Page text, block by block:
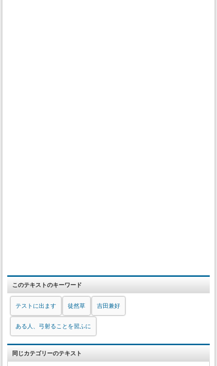
このテキストのキーワード
テストに出ます 徒然草 吉田兼好
ある人、弓射ることを習ふに
同じカテゴリーのテキスト